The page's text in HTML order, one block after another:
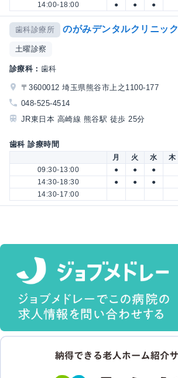
14:00-18:00
● ● ●
歯科診療所 のがみデンタルクリニック
土曜診察
診療科： 歯科
〒3600012 埼玉県熊谷市上之1100-177
048-525-4514
JR東日本 高崎線 熊谷駅 徒歩 25分
歯科 診療時間
月 火 水 木
09:30-13:00
● ● ●
14:30-18:30
● ● ●
14:30-17:00